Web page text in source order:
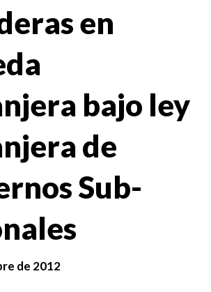
en
bajo ley
de
Sub-
de 2012